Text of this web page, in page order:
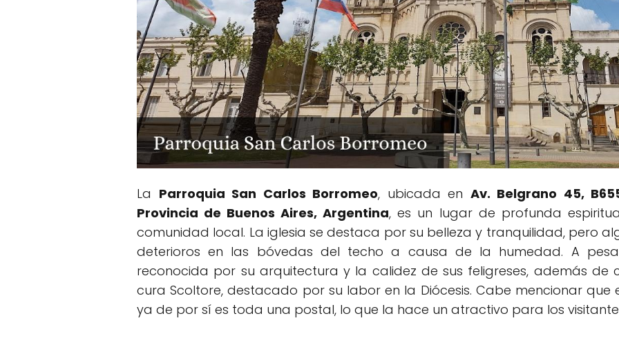
La Parroquia San Carlos Borromeo, ubicada en Av. Belgrano 45,
Provincia de Buenos Aires, Argentina, es un lugar de profunda
comunidad local. La iglesia se destaca por su belleza y tranquilidad, pero
deterioros en las bóvedas del techo a causa de la humedad. A
reconocida por su arquitectura y la calidez de sus feligreses, además de
cura Scoltore, destacado por su labor en la Diócesis. Cabe mencionar
ya de por sí es toda una postal, lo que la hace un atractivo para los